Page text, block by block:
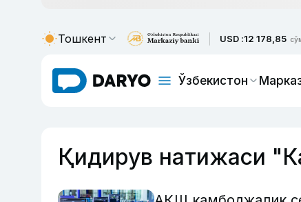
Тошкент USD :12 178,85
Ўзбекистон
Қидирув натижаси